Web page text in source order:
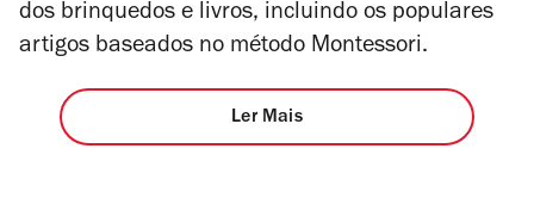
dos brinquedos e livros, incluindo os populares
artigos baseados no método Montessori.
Ler Mais